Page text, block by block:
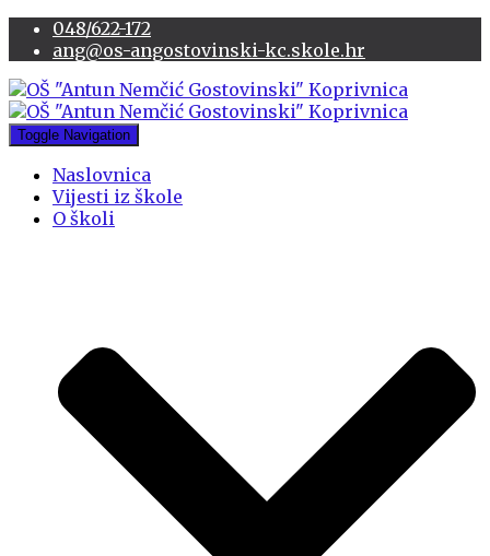
048/622-172
ang@os-angostovinski-kc.skole.hr
Toggle Navigation
Naslovnica
Vijesti iz škole
O školi